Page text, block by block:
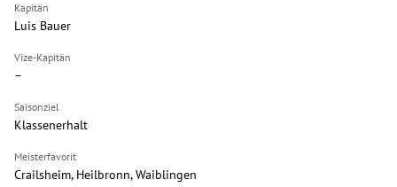
Kapitän
Luis Bauer
Vize-Kapitän
–
Saisonziel
Klassenerhalt
Meisterfavorit
Crailsheim, Heilbronn, Waiblingen